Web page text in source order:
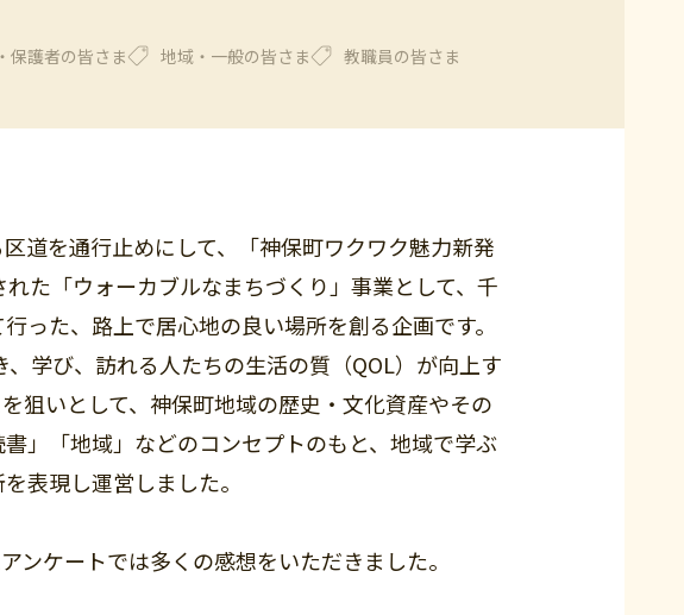
保護者の皆さま 地域・一般の皆さま 教職員の皆さま
道を通行止めにして、「神保町ワクワク魅力新発
た「ウォーカブルなまちづくり」事業として、千
った、路上で居心地の良い場所を創る企画です。
学び、訪れる人たちの生活の質（QOL）が向上す
狙いとして、神保町地域の歴史・文化資産やその
」「地域」などのコンセプトのもと、地域で学ぶ
表現し運営しました。
ケートでは多くの感想をいただきました。